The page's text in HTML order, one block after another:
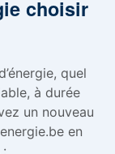
choisir
quel
à durée
un nouveau
en